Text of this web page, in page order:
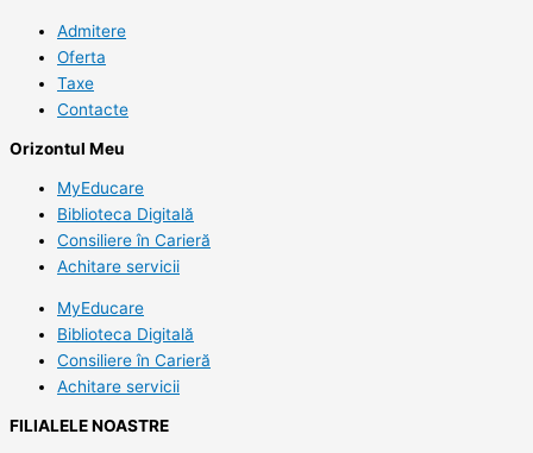
Admitere
Oferta
Taxe
Contacte
Orizontul Meu
MyEducare
Biblioteca Digitală
Consiliere în Carieră
Achitare servicii
MyEducare
Biblioteca Digitală
Consiliere în Carieră
Achitare servicii
FILIALELE NOASTRE